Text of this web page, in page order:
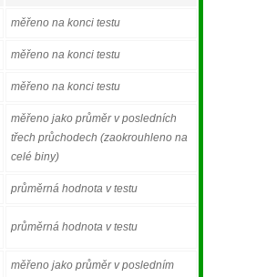
měřeno na konci testu
měřeno na konci testu
měřeno na konci testu
měřeno jako průměr v posledních
třech průchodech (zaokrouhleno na
celé biny)
průměrná hodnota v testu
průměrná hodnota v testu
měřeno jako průměr v posledním